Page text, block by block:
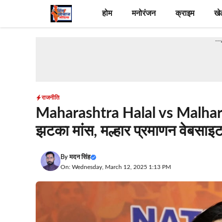
content
होम मनोरंजन क्राइम
---
राजनीति
Maharashtra Halal vs
झटका मांस, मल्हार प्रमाणन
Byमदन सिंह
On: Wednesday, March 12, 2025 1:13 PM